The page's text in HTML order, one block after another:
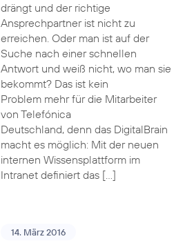
drängt und der richtige
Ansprechpartner ist nicht zu
erreichen. Oder man ist auf der
Suche nach einer schnellen
Antwort und weiß nicht, wo man sie
bekommt? Das ist kein
Problem mehr für die Mitarbeiter
von Telefónica
Deutschland, denn das DigitalBrain
macht es möglich: Mit der neuen
internen Wissensplattform im
Intranet definiert das […]
14. März 2016